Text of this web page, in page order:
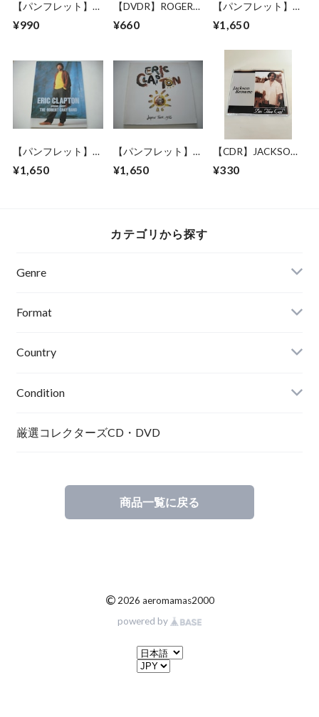
【パンフレット】
ASIA / 1990 JAPAN
TOUR
¥990
【DVDR】ROGER
WATERS / THE
WALL BACK TO
¥660
【パンフレット】
ERIC CLAPTON /
1999 JAPAN TOUR
¥1,650
【パンフレット】
ERIC CLAPTON /
1987 JAPAN TOUR
¥1,650
【パンフレット】
ERIC CLAPTON /
1985 JAPAN TOUR
¥1,650
【CDR】JACKSON
BROWNE / I'M THE
CAT
¥330
カテゴリから探す
Genre
Format
Country
Condition
厳選コレクターズCD・DVD
商品一覧に戻る
© 2026 aeromamas2000
powered by